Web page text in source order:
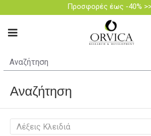
Προσφορές έως -40%
Αναζήτηση